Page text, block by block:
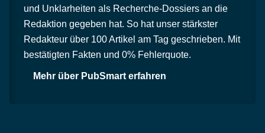
und Unklarheiten als Recherche-Dossiers an die
Redaktion gegeben hat. So hat unser stärkster
Redakteur über 100 Artikel am Tag geschrieben. Mit
bestätigten Fakten und 0% Fehlerquote.
Mehr über PubSmart erfahren